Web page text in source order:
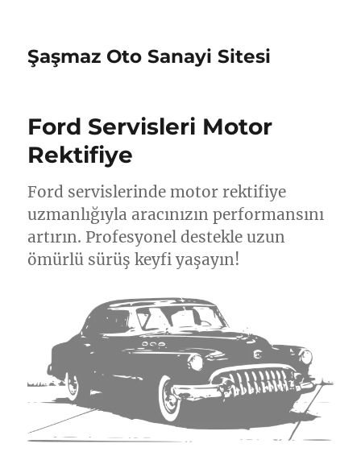
Şaşmaz Oto Sanayi Sitesi
Ford Servisleri Motor
Rektifiye
Ford servislerinde motor rektifiye
uzmanlığıyla aracınızın performansını
artırın. Profesyonel destekle uzun
ömürlü sürüş keyfi yaşayın!